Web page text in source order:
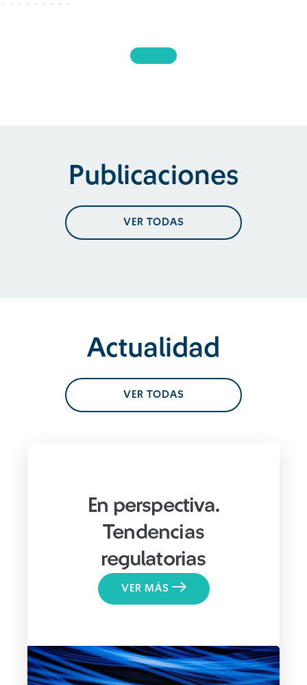
Publicaciones
VER TODAS
Actualidad
VER TODAS
En perspectiva.
Tendencias
regulatorias
VER MÁS